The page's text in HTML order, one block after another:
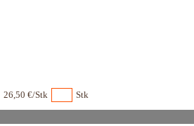
26,50 €/Stk Stk